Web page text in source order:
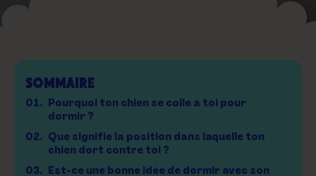
SOMMAIRE
01. Pourquoi ton chien se colle à toi pour
dormir ?
02. Que signifie la position dans laquelle ton
chien dort contre toi ?
03. Est-ce une bonne idée de dormir avec son